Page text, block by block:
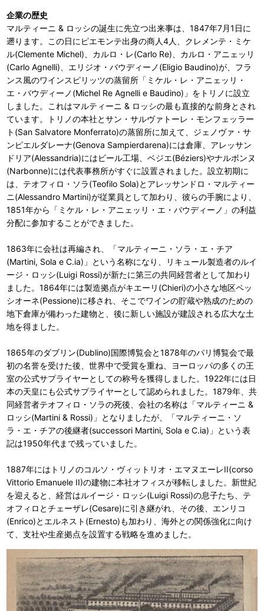
企業の歴史
マルティーニ & ロッシの誕生に先立つ出来事は、1847年7月1日に
遡ります。この日にピエモンテ出身の商人4人、クレメンテ・ミケ
ル(Clemente Michel)、カルロ・レ(Carlo Re)、カルロ・アニェッリ
(Carlo Agnelli)、エリジオ・バウディーノ(Eligio Baudino)が、フラ
ンス風のワインスピリッツの蒸留所「ミケル・レ・アニェッリ・
エ・バウディーノ(Michel Re Agnelli e Baudino)」をトリノに設立
しました。これはマルティーニ & ロッシの最も直接的な前身とされ
ています。トリノの本社とサン・サルヴァトーレ・モンフェッラー
ト(San Salvatore Monferrato)の蒸留所に加えて、ジェノヴァ・サ
ンピエルダレーナ(Genova Sampierdarena)には倉庫、アレッサン
ドリア(Alessandria)にはビール工場、ベジエ(Béziers)やナルボンヌ
(Narbonne)には代表事務所がすぐに設置されました。設立初期に
は、テオフィロ・ソラ(Teofilo Sola)とアレッサンドロ・マルティー
ニ(Alessandro Martini)が従業員として加わり、彼らの手腕により、
1851年から「ミケル・レ・アニェッリ・エ・バウディーノ」の利益
分配に参加することができました。
1863年に会社は再編され、「マルティーニ・ソラ・エ・チア
(Martini, Sola e C.ia)」という名称になり、リキュール製造者のルイ
ージ・ロッシ(Luigi Rossi)が新たに第三の共同経営者として加わり
ました。1864年には製造拠点がキエーリ(Chieri)の小さな地区ペッ
シオーネ(Pessione)に移され、そこでワインの貯蔵や熟成のための
地下倉庫が備わった建物と、後に新しい施設が建設される広大な土
地を得ました。
1865年のダブリン(Dublino)国際博覧会と1878年のパリ博覧会で最
初の名誉を受けた後、世界中で受賞を重ね、ヨーロッパの多くの王
室の公式サプライヤーとしての称号を獲得しました。1922年には日
本の天皇にも公式サプライヤーとして認められました。1879年、共
同経営者テオフィロ・ソラの死後、会社の名称は「マルティーニ &
ロッシ(Martini & Rossi)」となりましたが、「マルティーニ・ソ
ラ・エ・チアの後継者(successori Martini, Sola e C.ia)」という表
記は1950年代まで残っていました。
1887年にはトリノのコルソ・ヴィットリオ・エマヌエーレII(corso
Vittorio Emanuele II)の建物に本社オフィスが移転しました。新世紀
を迎えると、経営はルイージ・ロッシ(Luigi Rossi)の息子たち、テ
オフィロとチェーザレ(Cesare)に引き継がれ、その後、エンリコ
(Enrico)とエルネスト(Ernesto)も加わり、海外との関係強化に向け
て、支社や生産拠点を設置する戦略を進めました。